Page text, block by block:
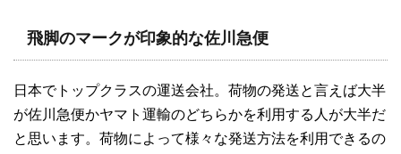
飛脚のマークが印象的な佐川急便
日本でトップクラスの運送会社。荷物の発送と言えば大半
が佐川急便かヤマト運輸のどちらかを利用する人が大半だ
と思います。荷物によって様々な発送方法を利用できるの